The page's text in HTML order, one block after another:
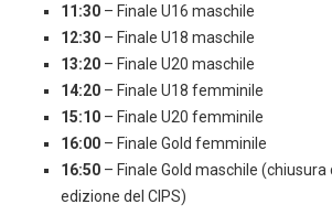
11:30 – Finale U16 maschile
12:30 – Finale U18 maschile
13:20 – Finale U20 maschile
14:20 – Finale U18 femminile
15:10 – Finale U20 femminile
16:00 – Finale Gold femminile
16:50 – Finale Gold maschile
edizione del CIPS)